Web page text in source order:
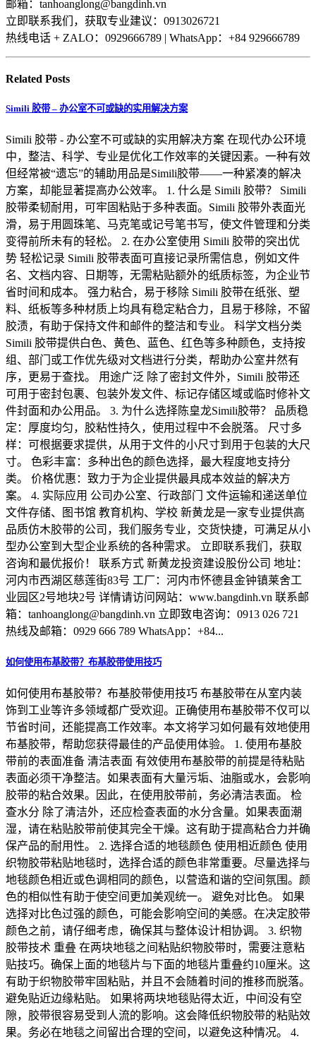
邮箱：tanhoanglong@bangdinh.vn
立即联系我们，获取专业建议：0913026721
热线电话 + ZALO：0929666789 | WhatsApp：+84 929666789
Related Posts
Simili 胶带 – 办公室不可或缺的实用解决方案
Simili 胶带 - 办公室不可或缺的实用解决方案 在现代办公环境
中，整洁、科学、专业是优化工作效率的关键因素。一种有效
但经常被“遗忘”的辅助用品是Simili胶带——一种紧凑的解决
方案，却能显著提高办公效率。 1. 什么是 Simili 胶带？ Simili
胶带柔韧耐用，可牢固粘贴于多种表面。Simili 胶带外表面光
滑，易于用圆珠笔、马克笔或记号笔书写，使文件管理和分类
变得前所未有的轻松。 2. 在办公室使用 Simili 胶带的突出优
势 轻松记录 Simili 胶带表面可直接记录所需信息，例如文件
名、文档内容、日期等，无需粘贴额外的纸质标签，为企业节
省时间和成本。 强力粘合，易于移除 Simili 胶带在纸张、塑
料、纸板等多种材质上均具有稳定粘合力，且易于移除，不留
胶渍，有助于保持文件和邮件的整洁和专业。 科学文档分类
Simili 胶带提供白色、黄色、蓝色、红色等多种颜色，支持按
组、部门或工作优先级对文档进行分类，帮助办公室井然有
序，更易于查找。 用途广泛 除了密封文件外，Simili 胶带还
可用于密封包裹、包装外发文件、标记存储区域或临时修补文
件封面和办公用品。 3. 为什么选择陈皇龙Simili胶带？ 品质稳
定：厚度均匀，胶粘性持久，使用过程中不会脱落。 尺寸多
样：可根据要求提供，从用于文件的小尺寸到用于包装的大尺
寸。 色彩丰富：多种出色的颜色选择，最大程度地支持分
类。 价格优惠：致力于为企业提供最具成本效益的解决方
案。 4. 实际应用 公司办公室、行政部门 文件运输和递送单位
文件存储、图书馆 教育机构、学校 新黄龙是一家专业提供高
品质仿木胶带的公司，我们服务专业，交货快捷，可满足从小
型办公室到大型企业系统的各种需求。 立即联系我们，获取
咨询和最优报价！ 联系方式 新黄龙投资建设股份公司 地址：
河内市西湖区慈莲街83号 工厂：河内市怀德县金钟镇莱舍工
业园区2号地块2号 详情请访问网站：www.bangdinh.vn 联系邮
箱：tanhoanglong@bangdinh.vn 立即致电咨询：0913 026 721
热线及邮箱：0929 666 789 WhatsApp：+84...
如何使用布基胶带？布基胶带使用技巧
如何使用布基胶带？布基胶带使用技巧 布基胶带在从室内装
饰到工业等许多领域都广受欢迎。正确使用布基胶带不仅可以
节省时间，还能提高工作效率。本文将学习如何最有效地使用
布基胶带，帮助您获得最佳的产品使用体验。 1. 使用布基胶
带前的表面准备 清洁表面 有效使用布基胶带的前提是待粘贴
表面必须干净整洁。如果表面有大量污垢、油脂或水，会影响
胶带的粘合效果。因此，在使用胶带前，务必清洁表面。 检
查水分 除了清洁外，还应检查表面的水分含量。如果表面潮
湿，请在粘贴胶带前使其完全干燥。这有助于提高粘合力并确
保产品的耐用性。 2. 选择合适的地毯颜色 使用相近颜色 使用
织物胶带粘贴地毯时，选择合适的颜色非常重要。尽量选择与
地毯颜色相近或色调相同的颜色，以营造和谐的空间氛围。颜
色的相似性有助于使空间更加美观统一。 避免对比色。 如果
选择对比色过强的颜色，可能会影响空间的美感。在决定胶带
颜色之前，请仔细考虑，确保其与整体设计相协调。 3. 织物
胶带技术 重叠 在两块地毯之间粘贴织物胶带时，需要注意粘
贴技巧。确保上面的地毯片与下面的地毯片重叠约10厘米。这
有助于织物胶带牢固粘贴，并且不会随着时间的推移而脱落。
避免贴近边缘粘贴。 如果将两块地毯贴得太近，中间没有空
隙，胶带很容易受到人流的影响。这会降低织物胶带的粘贴效
果。务必在地毯之间留出合理的空间，以避免这种情况。 4.